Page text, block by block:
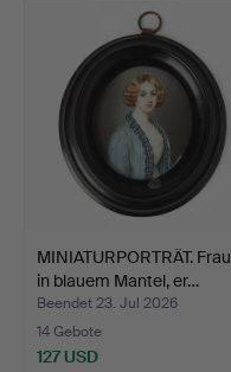
MINIATURPORTRÄT. Frau
in blauem Mantel, er…
Beendet 23. Jul 2026
14 Gebote
127 USD